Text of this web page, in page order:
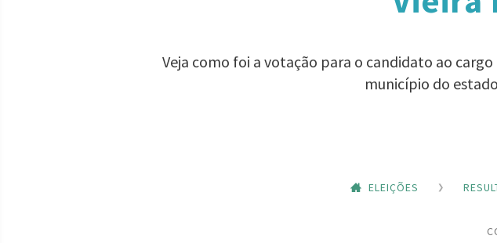
Veja como foi a votação para o candidato ao
município do
ELEIÇÕES